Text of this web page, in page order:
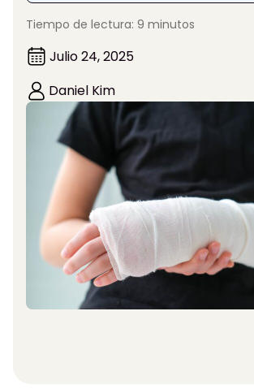
Tiempo de lectura: 9 minutos
Julio 24, 2025
Daniel Kim